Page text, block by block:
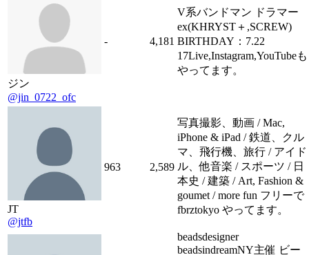
ジン
@jin_0722_ofc
- 4,181
V系バンドマン ドラマー
ex(KHRYST＋,SCREW)
BIRTHDAY：7.22
17Live,Instagram,YouTubeも
やってます。
JT
@jtfb
963 2,589
写真撮影、動画 / Mac,
iPhone & iPad / 鉄道、クル
マ、飛行機、旅行 / アイド
ル、他音楽 / スポーツ / 日
本史 / 建築 / Art, Fashion &
goumet / more fun フリーで
fbrztokyo やってます。
beadsdesigner
beadsindreamNY主催 ビー